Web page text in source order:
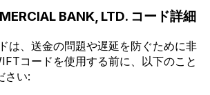
BANK, LTD. コード詳細
は、送金の問題や遅延を防ぐために非
コードを使用する前に、以下のこと
さい: